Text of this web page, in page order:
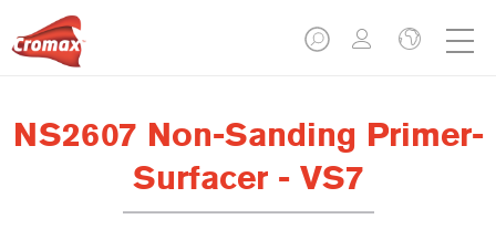
NS2607 Non-Sanding Primer-
Surfacer - VS7